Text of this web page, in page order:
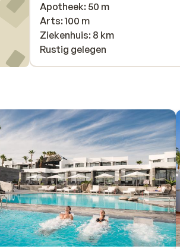
Apotheek: 50 m
Arts: 100 m
Ziekenhuis: 8 km
Rustig gelegen